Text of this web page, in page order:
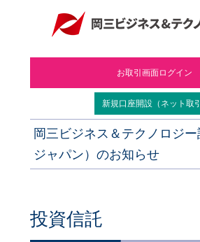
投資信託
お取引画面ログイン
新規口座開設（ネット取引
岡三ビジネス＆テクノロジ
ジャパン）のお知らせ